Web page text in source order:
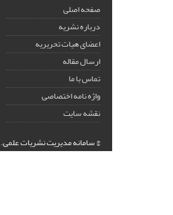
صفحه اصلی
درباره نشریه
اعضای هیات تحریریه
ارسال مقاله
تماس با ما
واژه نامه اختصاصی
نقشه سایت
© سامانه مدیریت نشریات علمی.